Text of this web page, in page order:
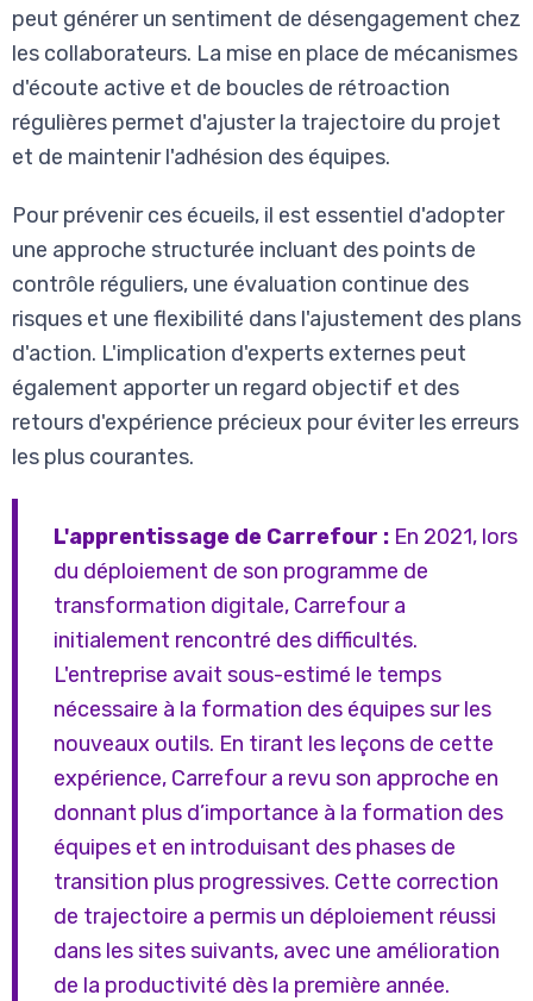
peut générer un sentiment de désengagement chez
les collaborateurs. La mise en place de mécanismes
d'écoute active et de boucles de rétroaction
régulières permet d'ajuster la trajectoire du projet
et de maintenir l'adhésion des équipes.
Pour prévenir ces écueils, il est essentiel d'adopter
une approche structurée incluant des points de
contrôle réguliers, une évaluation continue des
risques et une flexibilité dans l'ajustement des plans
d'action. L'implication d'experts externes peut
également apporter un regard objectif et des
retours d'expérience précieux pour éviter les erreurs
les plus courantes.
L'apprentissage de Carrefour : En 2021, lors
du déploiement de son programme de
transformation digitale, Carrefour a
initialement rencontré des difficultés.
L'entreprise avait sous-estimé le temps
nécessaire à la formation des équipes sur les
nouveaux outils. En tirant les leçons de cette
expérience, Carrefour a revu son approche en
donnant plus d’importance à la formation des
équipes et en introduisant des phases de
transition plus progressives. Cette correction
de trajectoire a permis un déploiement réussi
dans les sites suivants, avec une amélioration
de la productivité dès la première année.